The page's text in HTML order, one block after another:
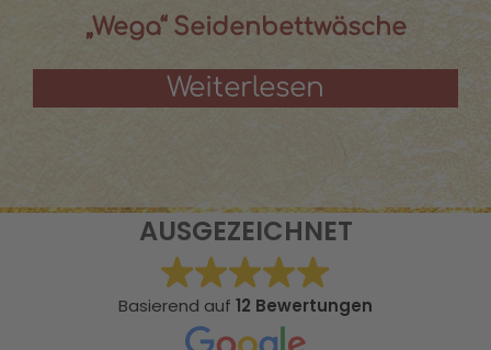
„Wega“ Seidenbettwäsche
Weiterlesen
AUSGEZEICHNET
Basierend auf 12 Bewertungen